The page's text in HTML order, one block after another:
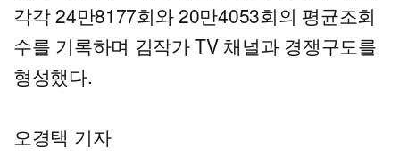
각각 24만8177회와 20만4053회의 평균조회
수를 기록하며 김작가 TV 채널과 경쟁구도를
형성했다.
오경택 기자